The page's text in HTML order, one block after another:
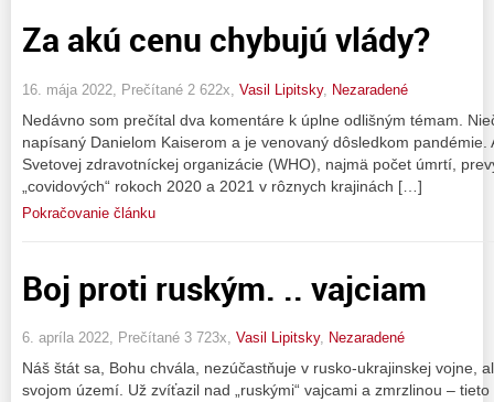
Za akú cenu chybujú vlády?
16. mája 2022, Prečítané 2 622x, Vasil Lipitsky, Nezaradené
Nedávno som prečítal dva komentáre k úplne odlišným témam.
napísaný Danielom Kaiserom a je venovaný dôsledkom pandémie.
Svetovej zdravotníckej organizácie (WHO), najmä počet úmrtí,
„covidových“ rokoch 2020 a 2021 v rôznych krajinách […]
Pokračovanie článku
Boj proti ruským. .. vajciam
6. apríla 2022, Prečítané 3 723x, Vasil Lipitsky, Nezaradené
Náš štát sa, Bohu chvála, nezúčastňuje v rusko-ukrajinskej vojne,
svojom území. Už zvíťazil nad „ruskými“ vajcami a zmrzlinou –